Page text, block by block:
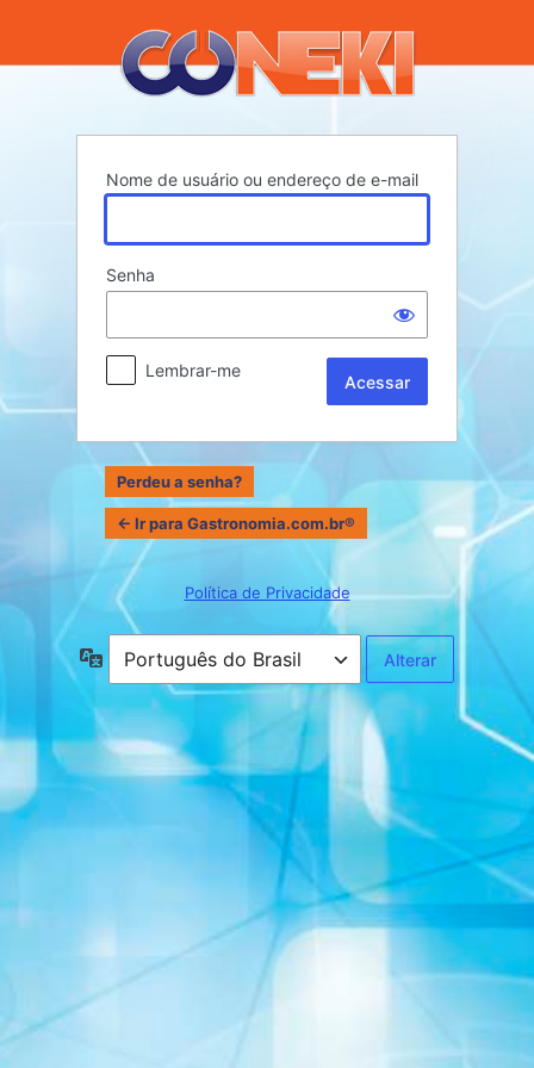
Nome de usuário ou endereço de e-mail
Senha
Lembrar-me
Perdeu a senha?
← Ir para Gastronomia.com.br®
Política de Privacidade
Idioma